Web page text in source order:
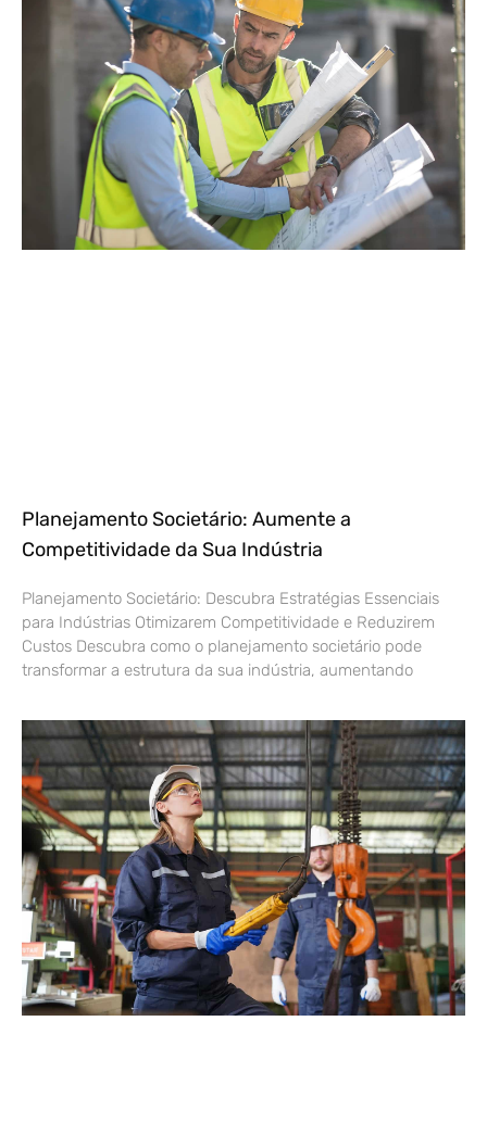
Planejamento Societário: Aumente a
Competitividade da Sua Indústria
Planejamento Societário: Descubra Estratégias Essenciais
para Indústrias Otimizarem Competitividade e Reduzirem
Custos Descubra como o planejamento societário pode
transformar a estrutura da sua indústria, aumentando